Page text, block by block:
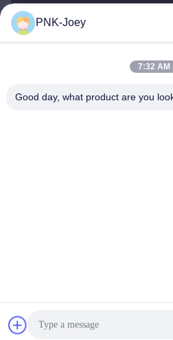
Βρείτε την
Ηλεκτρονικό
008613580404923
Guangzhou Xingchao
PNK-Joey
7:32 AM
Good day, what product are you